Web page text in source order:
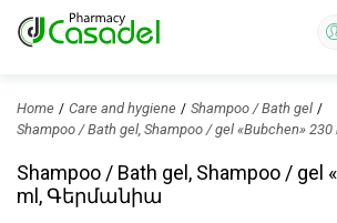
Home Care and hygiene
Shampoo / Bath gel
Shampoo / Bath gel, Shampoo / gel «Bubchen»
Shampoo / Bath gel, Shampoo / gel
ml, Գերմանիա